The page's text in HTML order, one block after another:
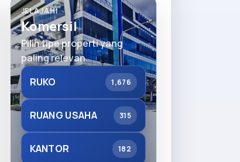
JELAJAHI
Komersil
Pilih tipe properti yang
paling relevan.
RUKO
1,676
RUANG USAHA 315
KANTOR 182